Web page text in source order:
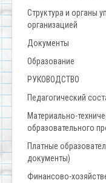
Структура и органы
организацией
Документы
Образование
РУКОВОДСТВО
Педагогический
Материально-
образовательного
Платные
документы)
Финансово-